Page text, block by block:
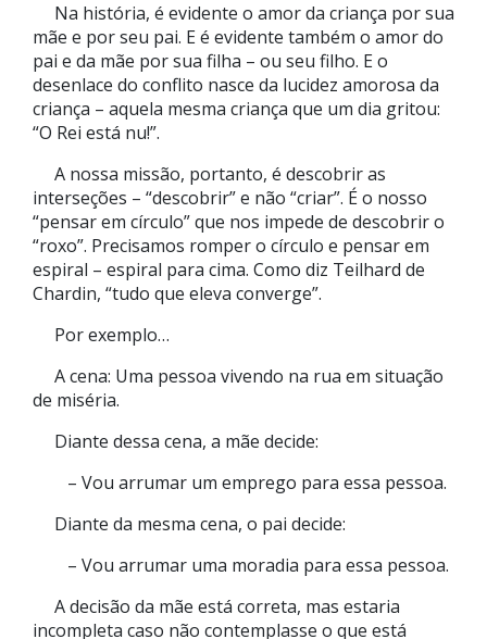
Na história, é evidente o amor da criança por sua
mãe e por seu pai. E é evidente também o amor do
pai e da mãe por sua filha – ou seu filho. E o
desenlace do conflito nasce da lucidez amorosa da
criança – aquela mesma criança que um dia gritou:
“O Rei está nu!”.
A nossa missão, portanto, é descobrir as
interseções – “descobrir” e não “criar”. É o nosso
“pensar em círculo” que nos impede de descobrir o
“roxo”. Precisamos romper o círculo e pensar em
espiral – espiral para cima. Como diz Teilhard de
Chardin, “tudo que eleva converge”.
Por exemplo…
A cena: Uma pessoa vivendo na rua em situação
de miséria.
Diante dessa cena, a mãe decide:
– Vou arrumar um emprego para essa pessoa.
Diante da mesma cena, o pai decide:
– Vou arrumar uma moradia para essa pessoa.
A decisão da mãe está correta, mas estaria
incompleta caso não contemplasse o que está